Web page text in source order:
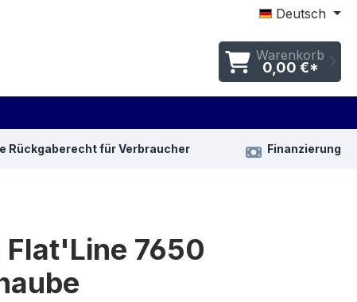
Deutsch
Warenkorb
0,00 €*
Rückgaberecht für Verbraucher Finanzierung
Flat'Line 7650